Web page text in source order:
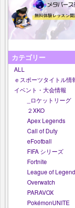
カテゴリー
ALL
ｅスポーツタイトル情
イベント・大会情報
_ロケットリーグ
２XKO
Apex Legends
Call of Duty
eFootball
FIFA シリーズ
Fortnite
League of
Overwatch
PARAVOX
PokémonUNITE